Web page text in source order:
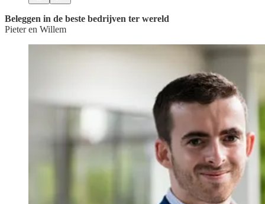
Beleggen in de beste bedrijven ter wereld
Pieter en Willem